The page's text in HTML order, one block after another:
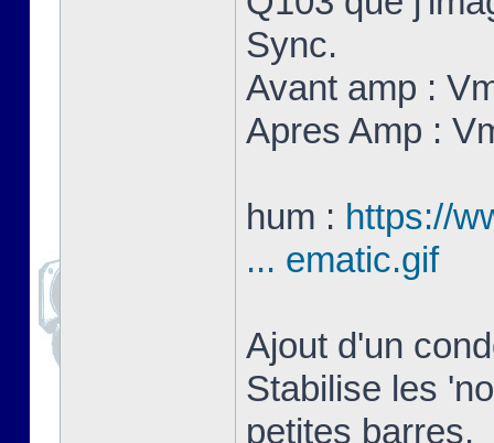
Sync.
Avant amp :
Apres Amp :
hum : https://
... ematic.gif
Ajout d'un
Stabilise les
petites barres.